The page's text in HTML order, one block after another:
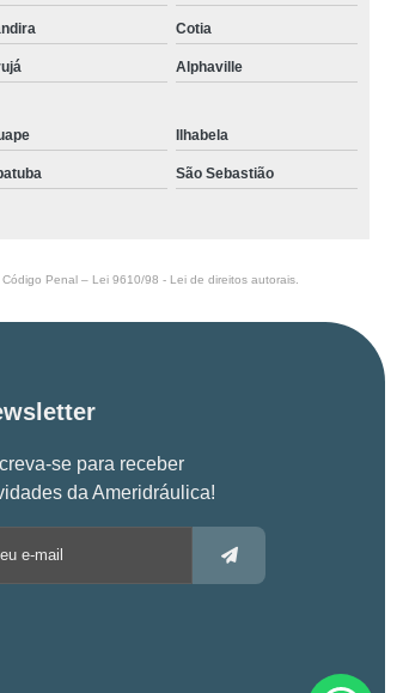
Cotia
Alphaville
Ilhabela
São Sebastião
Penal – Lei 9610/98 - Lei de direitos autorais
se para receber
da Ameridráulica!